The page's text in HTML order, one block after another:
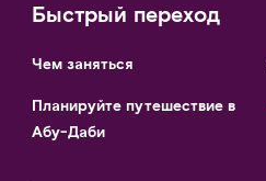
Быстрый переход
Чем заняться
Планируйте путешествие в
Абу-Даби